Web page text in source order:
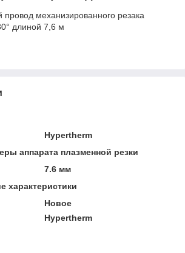
механизированного резака
длиной 7,6 м
Hypertherm
аппарата плазменной резки
7.6 мм
характеристики
Новое
Hypertherm